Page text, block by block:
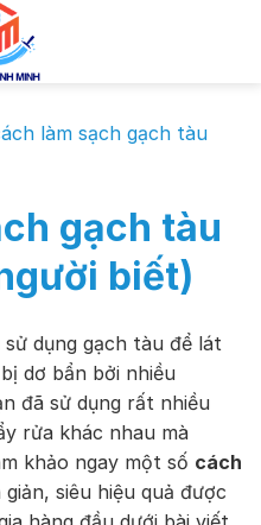
làm sạch gạch tàu
gạch tàu
biết)
dụng gạch tàu để lát
dơ bẩn bởi nhiều
đã sử dụng rất nhiều
rửa khác nhau mà
khảo ngay một số cách
giản, siêu hiệu quả được